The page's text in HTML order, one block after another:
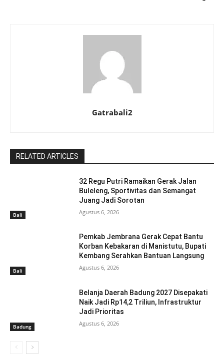
Gatrabali2
RELATED ARTICLES
Bali
32 Regu Putri Ramaikan Gerak Jalan
Buleleng, Sportivitas dan Semangat
Juang Jadi Sorotan
Agustus 6, 2026
Bali
Pemkab Jembrana Gerak Cepat Bantu
Korban Kebakaran di Manistutu, Bupati
Kembang Serahkan Bantuan Langsung
Agustus 6, 2026
Badung
Belanja Daerah Badung 2027 Disepakati
Naik Jadi Rp14,2 Triliun, Infrastruktur
Jadi Prioritas
Agustus 6, 2026